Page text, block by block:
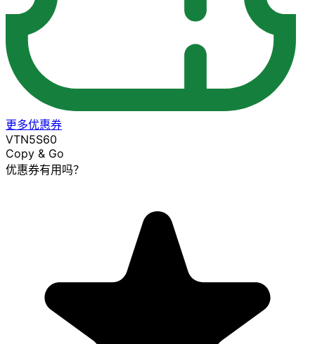
更多优惠券
VTN5S60
Copy & Go
优惠券有用吗？